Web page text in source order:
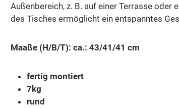
Außenbereich, z. B. auf einer Terrasse oder
des Tisches ermöglicht ein entspanntes
Maaße (H/B/T): ca.: 43/41/41 cm
fertig montiert
7kg
rund